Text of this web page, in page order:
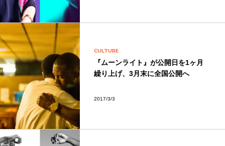
CULTURE
『ムーンライト』が公開日を1ヶ月
繰り上げ、3月末に全国公開へ
2017/3/3